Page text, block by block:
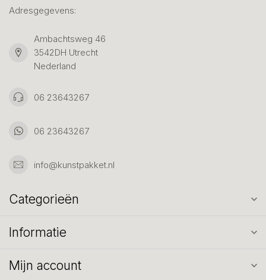
Adresgegevens:
Ambachtsweg 46
3542DH Utrecht
Nederland
06 23643267
06 23643267
info@kunstpakket.nl
Categorieën
Informatie
Mijn account